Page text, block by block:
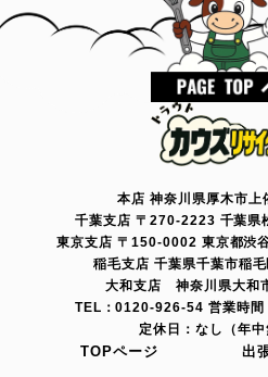
本店 神奈川県厚木市上
千葉支店 〒270-2223 千葉県
東京支店 〒150-0002 東京都渋
稲毛支店 千葉県千葉市稲
大和支店 神奈川県大和
TEL：0120-926-54 営業時
定休日：なし（年中
TOPページ 出